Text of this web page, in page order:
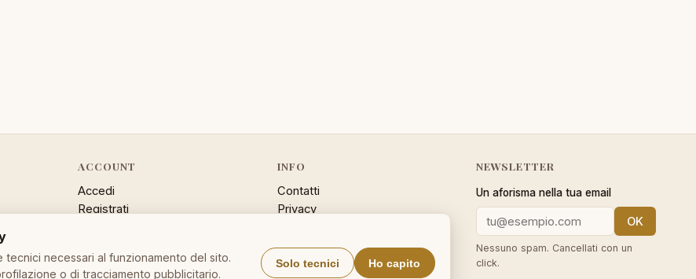
ACCOUNT
Accedi
Registrati
INFO
Contatti
Privacy
Sitemap
NEWSLETTER
Un aforisma nella tua email
OK
Nessuno spam. Cancellati con un
click.
tecnici necessari al funzionamento del sito.
o di tracciamento pubblicitario.
Solo tecnici Ho capito